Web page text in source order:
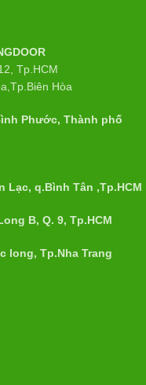
Tp.HCM
Hòa
Phước, Thành phố
Lạc, q.Bình Tân ,Tp.HCM
B, Q. 9, Tp.HCM
long, Tp.Nha Trang